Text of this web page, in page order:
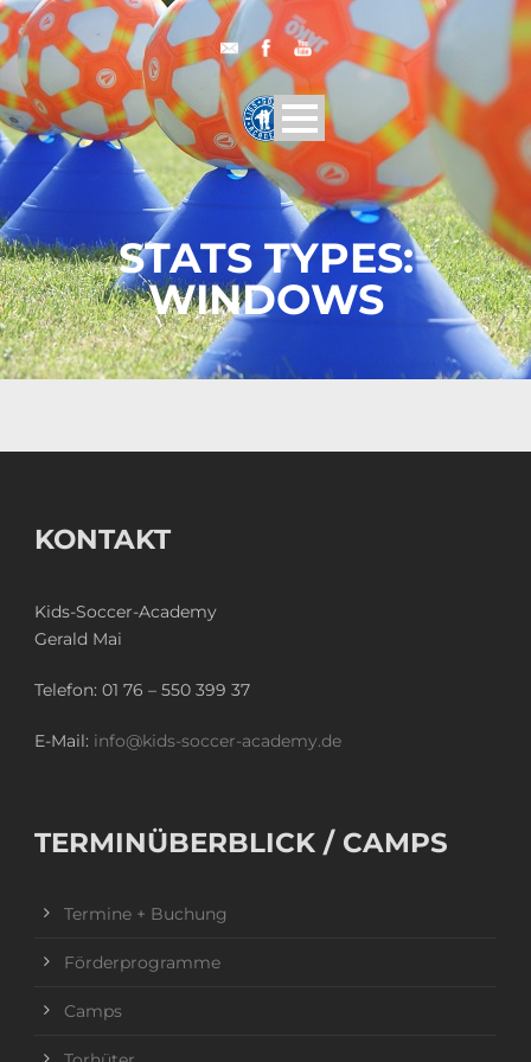
STATS TYPES:
WINDOWS
KONTAKT
Kids-Soccer-Academy
Gerald Mai
Telefon: 01 76 – 550 399 37
E-Mail: info@kids-soccer-academy.de
TERMINÜBERBLICK / CAMPS
Termine + Buchung
Förderprogramme
Camps